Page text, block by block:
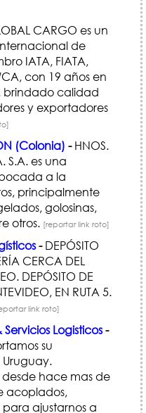
CARGO es un
de
IATA, FIATA,
con 19 años en
brindado calidad
y exportadores
(Colonia) -HNOS.
S.A. es una
a la
principalmente
golosinas,
otros. [reportar link roto]
-DEPÓSITO
CERCA DEL
DEPÓSITO DE
EN RUTA 5.
link roto]
Servicios Logisticos-
su
desde hace mas de
acoplados,
ajustarnos a